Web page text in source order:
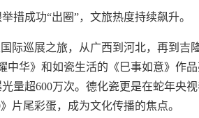
措成功“出圈”，文旅热度持续飙升。
际巡展之旅，从广西到河北，再到吉
中华》和如瓷生活的《巳事如意》作品
量超600万次。德化瓷更是在蛇年央
片尾彩蛋，成为文化传播的焦点。